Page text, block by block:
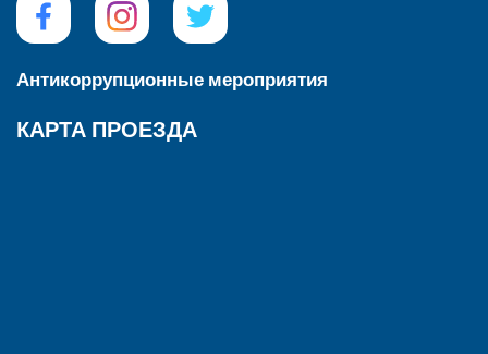
Антикоррупционные мероприятия
КАРТА ПРОЕЗДА